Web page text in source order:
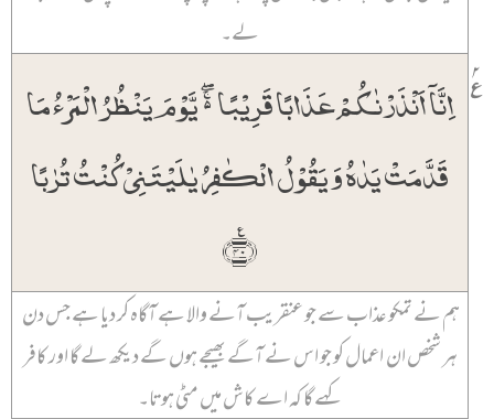
لے۔
اِنَّاۤ اَنۡذَرۡنٰکُمۡ عَذَابًا قَرِیۡبًا ۬ۚۖ یَّوۡمَ یَنۡظُرُ الۡمَرۡءُ مَا
قَدَّمَتۡ یَدٰہُ وَ یَقُوۡلُ الۡکٰفِرُ یٰلَیۡتَنِیۡ کُنۡتُ تُرٰبًا
﴿٪۴۰﴾
۲
ہم نے تمکو عذاب سے جو عنقریب آنے والا ہے آگاہ کر دیا ہے جس دن
ہر شخص ان اعمال کو جو اس نے آگے بھیجے ہوں گے دیکھ لے گا اور کافر
کہے گا کہ اے کاش میں مٹی ہوتا۔